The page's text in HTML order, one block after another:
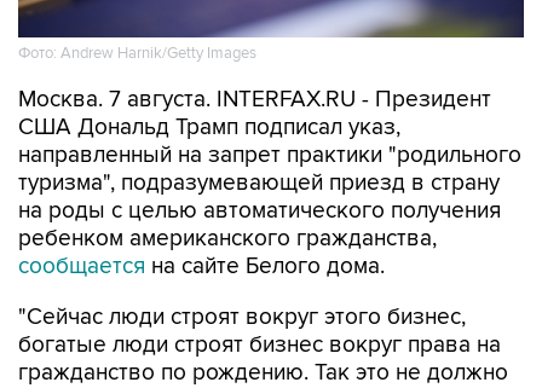
Фото: Andrew Harnik/Getty Images
Москва. 7 августа. INTERFAX.RU - Президент
США Дональд Трамп подписал указ,
направленный на запрет практики "родильного
туризма", подразумевающей приезд в страну
на роды с целью автоматического получения
ребенком американского гражданства,
сообщается на сайте Белого дома.
"Сейчас люди строят вокруг этого бизнес,
богатые люди строят бизнес вокруг права на
гражданство по рождению. Так это не должно